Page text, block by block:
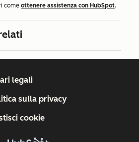
come ottenere assistenza con HubSpot.
legali
sulla privacy
cookie